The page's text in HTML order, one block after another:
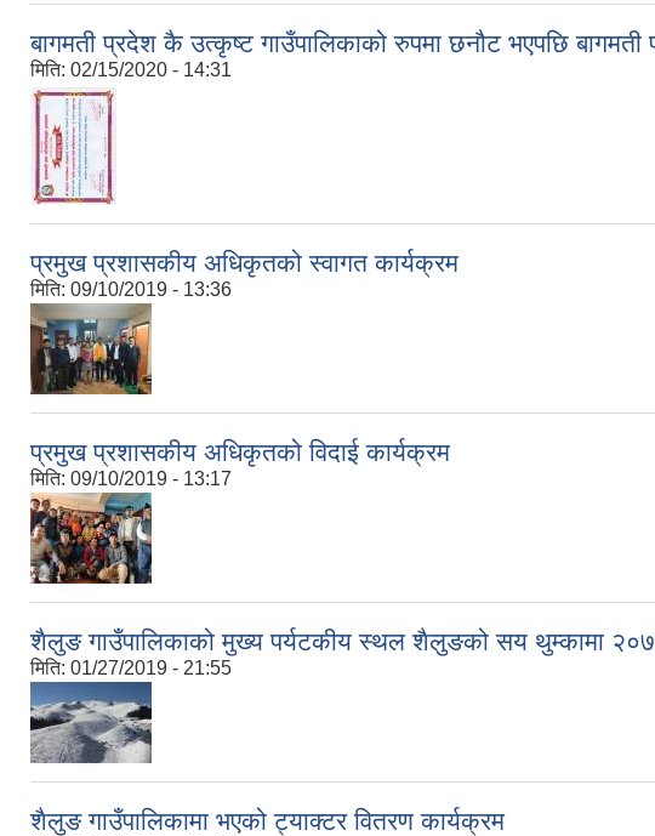
बागमती प्रदेश कै उत्कृष्ट गाउँपालिकाको रुपमा छनौट भएपछि बागमती
मिति: 02/15/2020 - 14:31
प्रमुख प्रशासकीय अधिकृतको स्वागत कार्यक्रम
मिति: 09/10/2019 - 13:36
प्रमुख प्रशासकीय अधिकृतको विदाई कार्यक्रम
मिति: 09/10/2019 - 13:17
शैलुङ गाउँपालिकाको मुख्य पर्यटकीय स्थल शैलुङको सय थुम्कामा २०७५
मिति: 01/27/2019 - 21:55
शैलुङ गाउँपालिकामा भएको ट्याक्टर वितरण कार्यक्रम